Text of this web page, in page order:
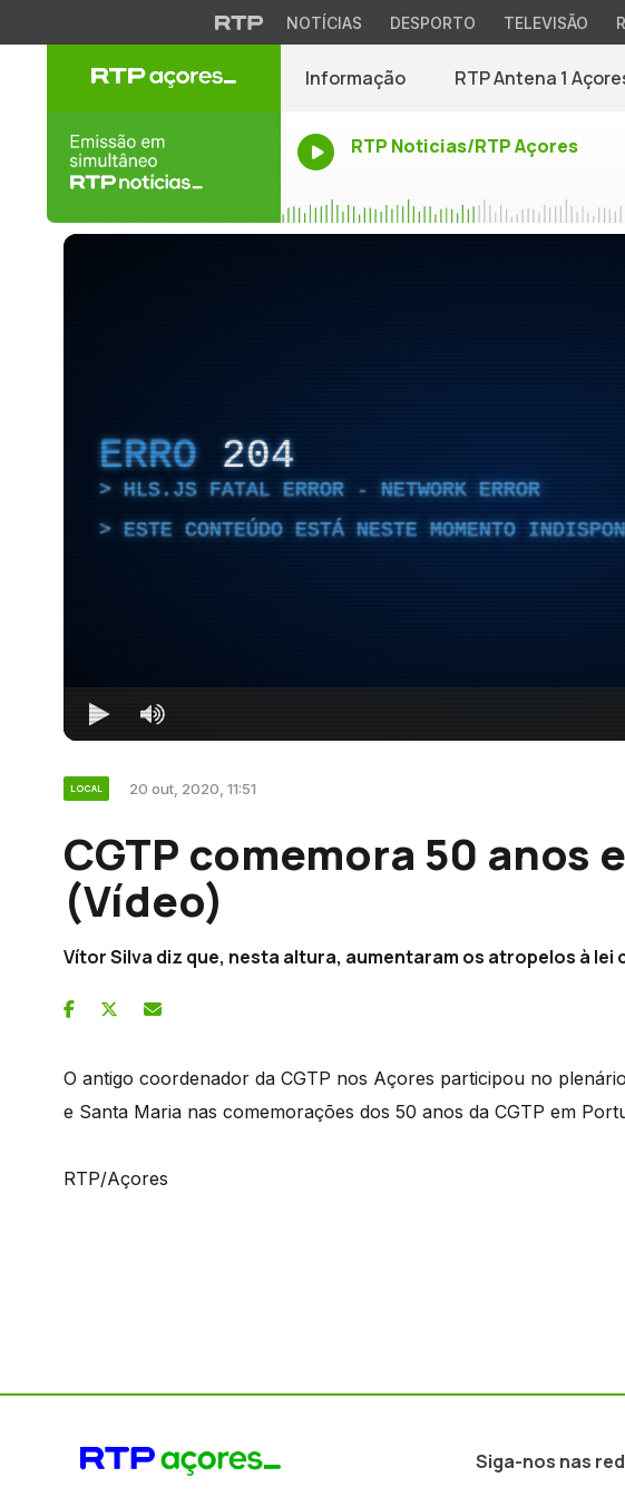
NOTÍCIAS DESPORTO TELEVISÃO
Informação RTP Antena 1
RTP Noticias/RTP Açores
ERRO 204
HLS.JS FATAL ERROR - NETWORK ERROR
ESTE CONTEÚDO ESTÁ NESTE MOMENTO
LOCAL 20 out, 2020, 11:51
CGTP comemora 50 anos
(Vídeo)
Vítor Silva diz que, nesta altura, aumentaram os atropelos à
O antigo coordenador da CGTP nos Açores participou no
e Santa Maria nas comemorações dos 50 anos da CGTP em
RTP/Açores
Siga-nos nas